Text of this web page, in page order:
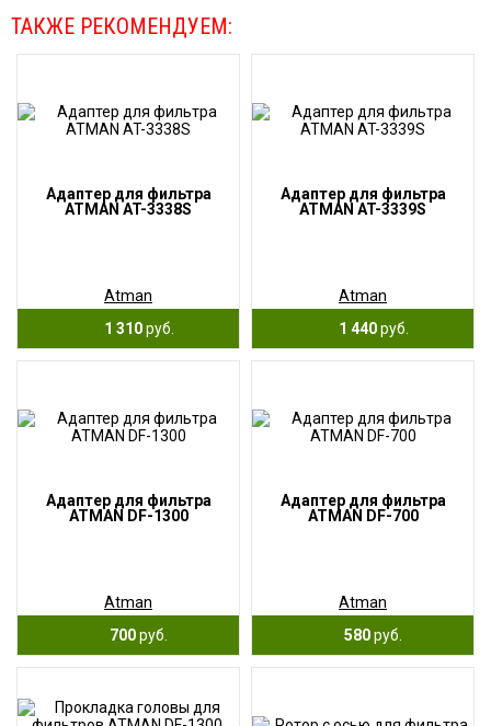
ТАКЖЕ РЕКОМЕНДУЕМ:
Адаптер для фильтра
ATMAN AT-3338S
Atman
1 310руб.
Адаптер для фильтра
ATMAN AT-3339S
Atman
1 440руб.
Адаптер для фильтра
ATMAN DF-1300
Atman
700руб.
Адаптер для фильтра
ATMAN DF-700
Atman
580руб.